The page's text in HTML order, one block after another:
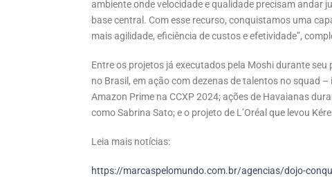
ambiente onde velocidade e qualidade precisam andar
base central. Com esse recurso, conquistamos uma
mais agilidade, eficiência de custos e efetividade”,
Entre os projetos já executados pela Moshi durante
no Brasil, em ação com dezenas de talentos no squad
Amazon Prime na CCXP 2024; ações de Havaianas
como Sabrina Sato; e o projeto de L’Oréal que levou
Leia mais notícias:
https://marcaspelomundo.com.br/agencias/dojo-